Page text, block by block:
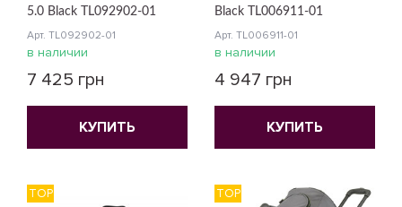
5.0 Black TL092902-01
Арт. TL092902-01
в наличии
7 425 грн
КУПИТЬ
Black TL006911-01
Арт. TL006911-01
в наличии
4 947 грн
КУПИТЬ
TOP TOP